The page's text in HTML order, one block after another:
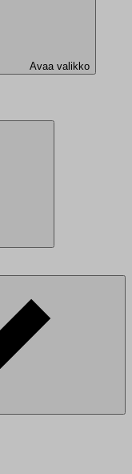
Avaa valikko